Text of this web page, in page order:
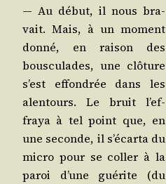
— Au début, il nous bra­
vait. Mais, à un moment
don­né, en rai­son des
bous­cu­lades, une clô­ture
s’est effon­drée dans les
alen­tours. Le bruit l’ef­
fraya à tel point que, en
une seconde, il s’é­car­ta du
micro pour se col­ler à la
paroi d’une gué­rite (du